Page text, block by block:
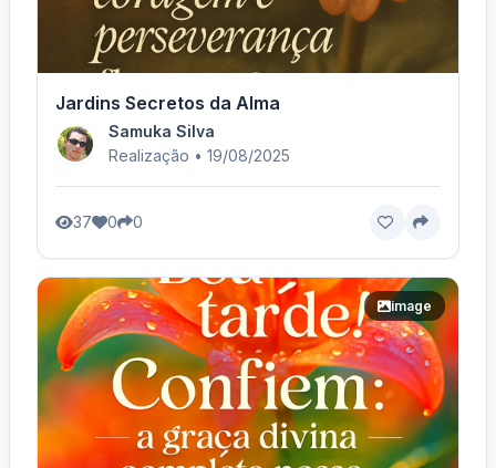
Jardins Secretos da Alma
Samuka Silva
Realização • 19/08/2025
37 0 0
image